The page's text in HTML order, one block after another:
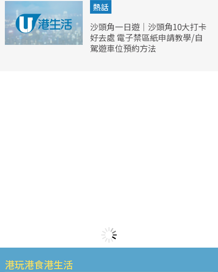
熱話
沙頭角一日遊｜沙頭角10大打卡
好去處 電子禁區紙申請教學/自
駕遊車位預約方法
港玩港食港生活